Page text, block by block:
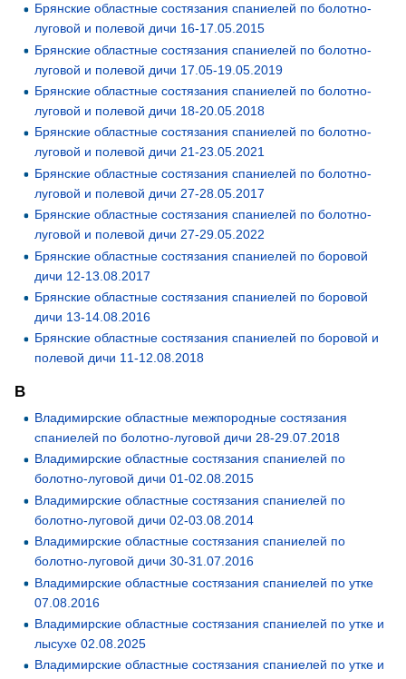
Брянские областные состязания спаниелей по болотно-
луговой и полевой дичи 16-17.05.2015
Брянские областные состязания спаниелей по болотно-
луговой и полевой дичи 17.05-19.05.2019
Брянские областные состязания спаниелей по болотно-
луговой и полевой дичи 18-20.05.2018
Брянские областные состязания спаниелей по болотно-
луговой и полевой дичи 21-23.05.2021
Брянские областные состязания спаниелей по болотно-
луговой и полевой дичи 27-28.05.2017
Брянские областные состязания спаниелей по болотно-
луговой и полевой дичи 27-29.05.2022
Брянские областные состязания спаниелей по боровой
дичи 12-13.08.2017
Брянские областные состязания спаниелей по боровой
дичи 13-14.08.2016
Брянские областные состязания спаниелей по боровой и
полевой дичи 11-12.08.2018
В
Владимирские областные межпородные состязания
спаниелей по болотно-луговой дичи 28-29.07.2018
Владимирские областные состязания спаниелей по
болотно-луговой дичи 01-02.08.2015
Владимирские областные состязания спаниелей по
болотно-луговой дичи 02-03.08.2014
Владимирские областные состязания спаниелей по
болотно-луговой дичи 30-31.07.2016
Владимирские областные состязания спаниелей по утке
07.08.2016
Владимирские областные состязания спаниелей по утке и
лысухе 02.08.2025
Владимирские областные состязания спаниелей по утке и